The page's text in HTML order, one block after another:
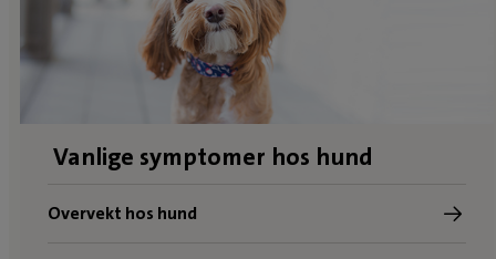
Vanlige symptomer hos hund
Overvekt hos hund